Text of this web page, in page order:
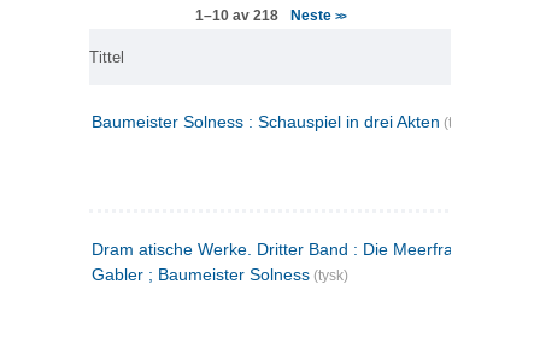
1–10 av 218 Neste >>
Tittel
Baumeister Solness : Schauspiel in drei Akten (tysk)
Dram atische Werke. Dritter Band : Die Meerfrau ; Hedda
Gabler ; Baumeister Solness (tysk)